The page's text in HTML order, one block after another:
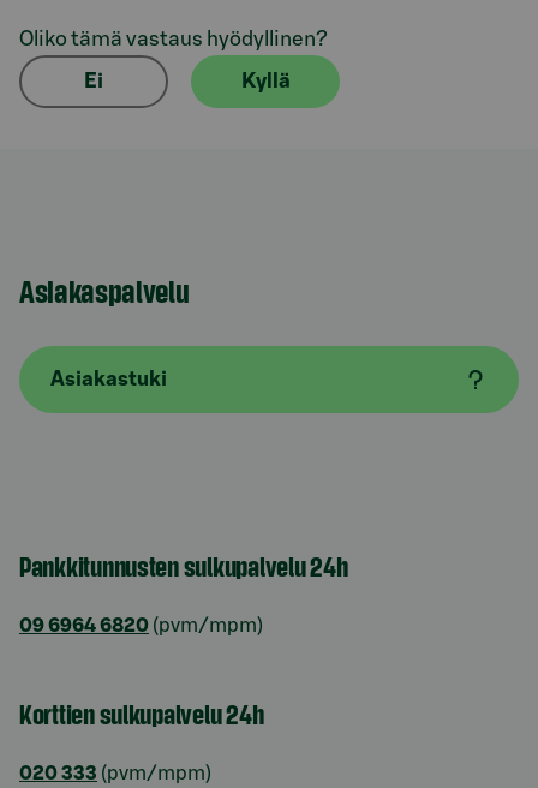
Oliko tämä vastaus hyödyllinen?
Ei Kyllä
Asiakaspalvelu
Asiakastuki
Pankkitunnusten sulkupalvelu 24h
09 6964 6820 (pvm/mpm)
Korttien sulkupalvelu 24h
020 333 (pvm/mpm)